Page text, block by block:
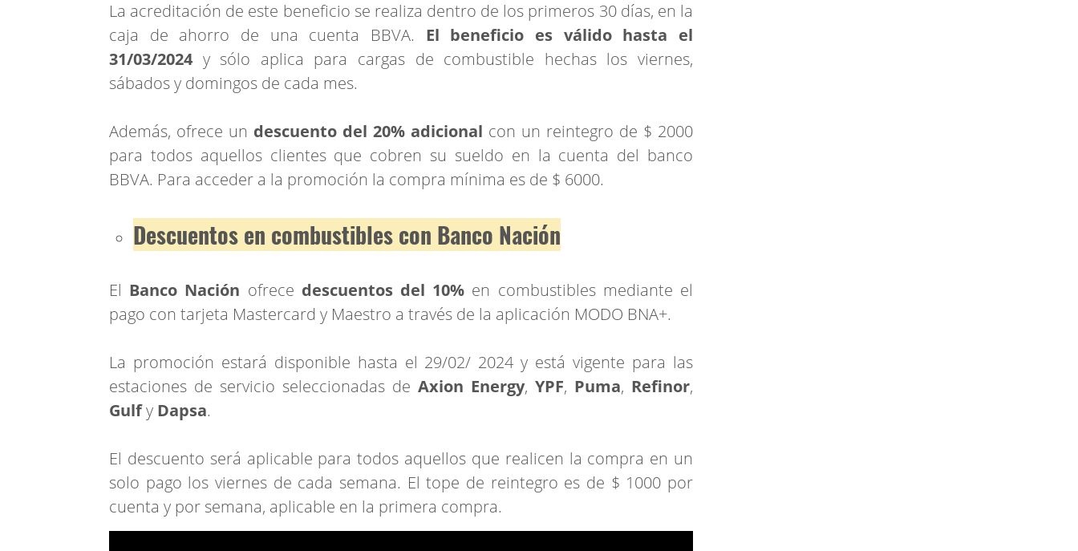
La acreditación de este beneficio se realiza dentro de los primeros 30 días, en la
caja de ahorro de una cuenta BBVA. El beneficio es válido hasta el
31/03/2024 y sólo aplica para cargas de combustible hechas los viernes,
sábados y domingos de cada mes.
Además, ofrece un descuento del 20% adicional con un reintegro de $ 2000
para todos aquellos clientes que cobren su sueldo en la cuenta del banco
BBVA. Para acceder a la promoción la compra mínima es de $ 6000.
Descuentos en combustibles con Banco Nación
El Banco Nación ofrece descuentos del 10% en combustibles mediante el
pago con tarjeta Mastercard y Maestro a través de la aplicación MODO BNA+.
La promoción estará disponible hasta el 29/02/ 2024 y está vigente para las
estaciones de servicio seleccionadas de Axion Energy, YPF, Puma, Refinor,
Gulfy Dapsa.
El descuento será aplicable para todos aquellos que realicen la compra en un
solo pago los viernes de cada semana. El tope de reintegro es de $ 1000 por
cuenta y por semana, aplicable en la primera compra.